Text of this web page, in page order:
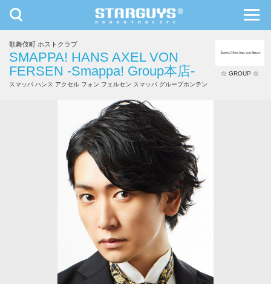
九州・沖縄 北海道・東北
toggle
navigation
歌舞伎町 ホストクラブ
SMAPPA! HANS AXEL VON
FERSEN -Smappa! Group本店-
スマッパ ハンス アクセル フォン フェルセン スマッパ グループホンテン
☆ GROUP ☆
SHUN